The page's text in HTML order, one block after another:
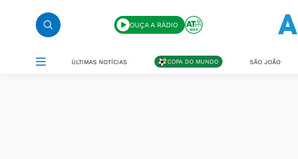
OUÇA A RÁDIO
ÚLTIMAS NOTÍCIAS COPA DO MUNDO SÃO JOÃO